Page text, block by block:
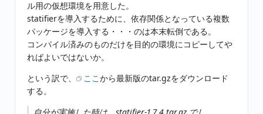
ル用の仮想環境を用意した。
statifierを導入するために、依存関係となっている複数
パッケージを導入する・・・のは本末転倒である。
コンパイル済みのものだけを目的の環境にコピーしてや
ればよいではないか。
という訳で、
ここから最新版のtar.gzをダウンロード
する。